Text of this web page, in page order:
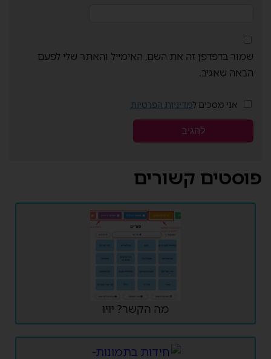
שמור בדפדפן זה את השם, האימייל והאתר שלי לפעם
הבאה שאגיב.
אני מסכים למדיניות הפרטיות
פוסטים קשורים
מה הקשר? יויו